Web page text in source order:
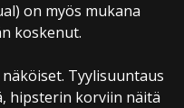
on myös mukana
koskenut.
Tyylisuuntaus
hipsterin korviin näitä